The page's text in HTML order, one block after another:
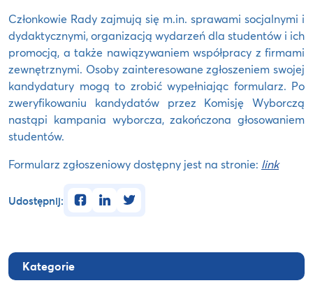
Kategorie
Członkowie Rady zajmują się m.in. sprawami socjalnymi i
dydaktycznymi, organizacją wydarzeń dla studentów i ich
promocją, a także nawiązywaniem współpracy z firmami
zewnętrznymi. Osoby zainteresowane zgłoszeniem swojej
kandydatury mogą to zrobić wypełniając formularz. Po
zweryfikowaniu kandydatów przez Komisję Wyborczą
nastąpi kampania wyborcza, zakończona głosowaniem
studentów.
Formularz zgłoszeniowy dostępny jest na stronie: link
Udostępnij: facebooklinkedintwitter